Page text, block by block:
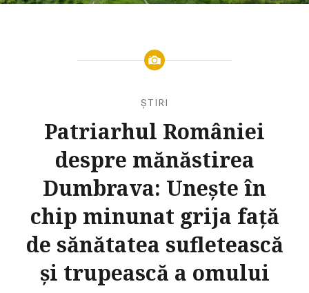
ȘTIRI
Patriarhul României
despre mănăstirea
Dumbrava: Unește în
chip minunat grija faţă
de sănătatea sufletească
şi trupească a omului